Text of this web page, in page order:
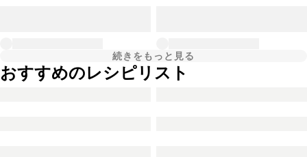
続きをもっと見る
おすすめのレシピリスト